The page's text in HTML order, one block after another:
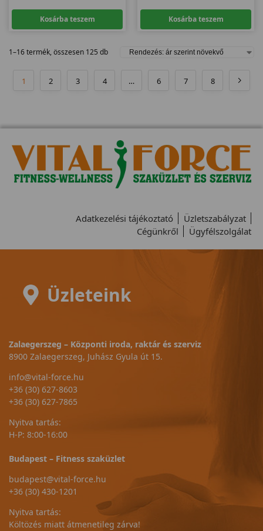
Kosárba teszem Kosárba teszem
1–16 termék, összesen 125 db
1 2 3 4 … 6 7 8
Adatkezelési tájékoztató
Üzletszabályzat
Cégünkről
Ügyfélszolgálat
Üzleteink
Zalaegerszeg – Központi iroda, raktár és szerviz
8900 Zalaegerszeg, Juhász Gyula út 15.
info@vital-force.hu
+36 (30) 627-8603
+36 (30) 627-7865
Nyitva tartás:
H-P: 8:00-16:00
Budapest – Fitness szaküzlet
budapest@vital-force.hu
+36 (30) 430-1201
Nyitva tartás:
Költözés miatt átmenetileg zárva!